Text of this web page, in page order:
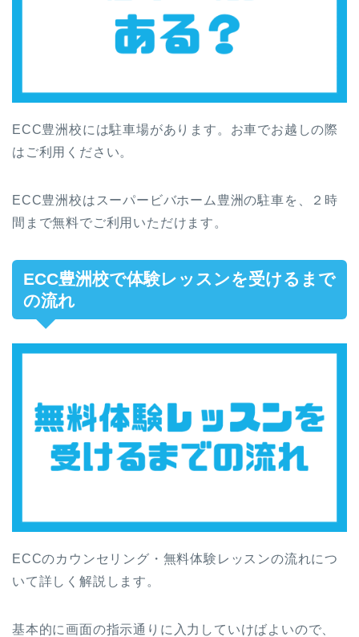
ECC豊洲校には駐車場があります。お車でお越しの際
はご利用ください。
ECC豊洲校はスーパービバホーム豊洲の駐車を、２時
間まで無料でご利用いただけます。
ECC豊洲校で体験レッスンを受けるまで
の流れ
ECCのカウンセリング・無料体験レッスンの流れにつ
いて詳しく解説します。
基本的に画面の指示通りに入力していけばよいので、